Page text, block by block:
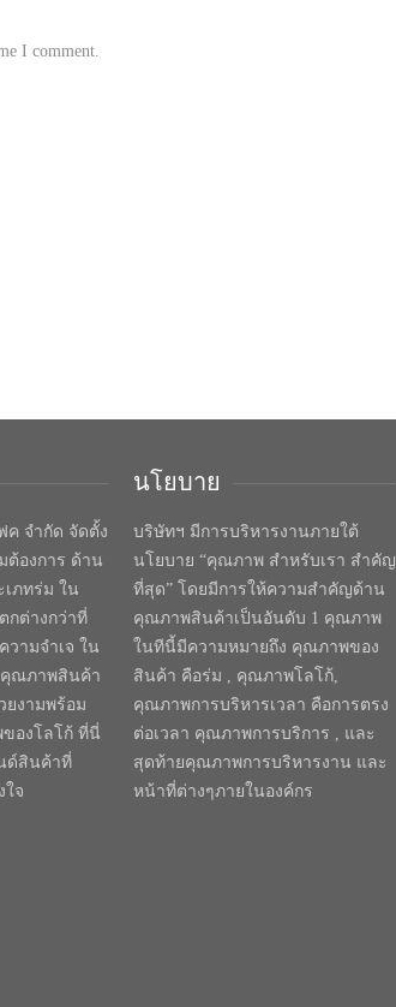
I comment.
ค จำกัด จัดตั้ง
ต้องการ ด้าน
ภทร่ม ใน
กต่างกว่าที่
วามจำเจ ใน
คุณภาพสินค้า
ยงามพร้อม
องโลโก้ ที่นี่
ด์สินค้าที่
ใจ
นโยบาย
บริษัทฯ มีการบริหารงานภายใต้
นโยบาย “คุณภาพ สำหรับเรา สำคัญ
ที่สุด” โดยมีการให้ความสำคัญด้าน
คุณภาพสินค้าเป็นอันดับ 1 คุณภาพ
ในทีนี้มีความหมายถึง คุณภาพของ
สินค้า คือร่ม , คุณภาพโลโก้,
คุณภาพการบริหารเวลา คือการตรง
ต่อเวลา คุณภาพการบริการ , และ
สุดท้ายคุณภาพการบริหารงาน และ
หน้าที่ต่างๆภายในองค์กร